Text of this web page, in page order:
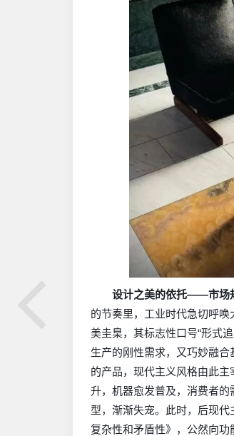
设计之美的依托——市场
的节奏里，工业时代急切呼
美圭臬，其标志性口号“形式
生产的刚性需求，又巧妙融
的产品，现代主义风格由此
升，机器愈发普及，消费者
型，渐渐失宠。此时，后现
复杂性和矛盾性》，公然向功